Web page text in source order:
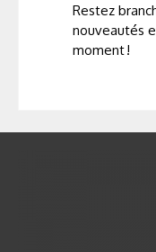
Restez
nouveautés
moment !